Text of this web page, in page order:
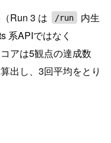
Run 3 は /run
内生
系APIではなく
アは5観点の達成数
出し、3回平均をとり